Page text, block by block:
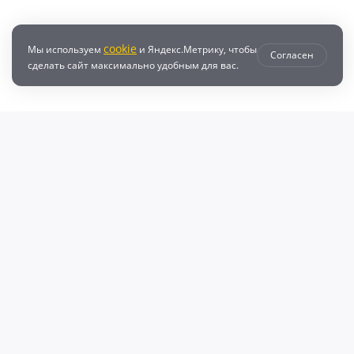
Мы используем cookie и Яндекс.Метрику, чтобы
сделать сайт максимально удобным для вас.
Согласен